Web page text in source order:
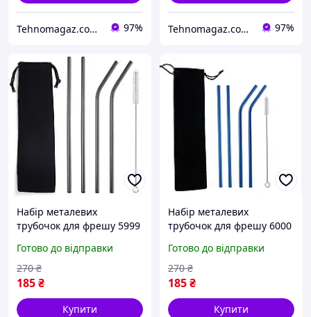
Tehnomagaz.com.ua - це передовий інтернет-магазин, спеціалізуючийся на продажу техніки 97% Tehnomagaz.com.ua - це передовий інтернет-магазин, спеціалізуючийся на продажу техніки 97%
Набір металевих
трубочок для фрешу 5999
4259099
Готово до відправки
185₴
270 ₴
Купити
Набір металевих
трубочок для фрешу 6000
4259100
Готово до відправки
185₴
270 ₴
Купити